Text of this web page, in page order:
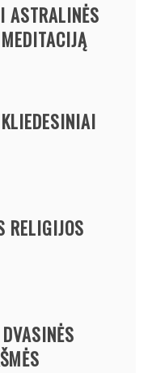
ASTRALINĖS
RELIGIJOS